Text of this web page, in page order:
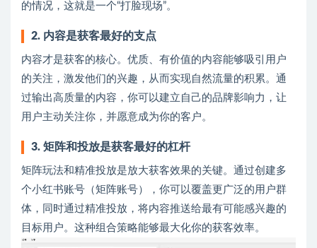
的情况，这就是一个“打脸现场”。
2. 内容是获客最好的支点
内容才是获客的核心。优质、有价值的内容能够吸引用户
的关注，激发他们的兴趣，从而实现自然流量的积累。通
过输出高质量的内容，你可以建立自己的品牌影响力，让
用户主动关注你，并愿意成为你的客户。
3. 矩阵和投放是获客最好的杠杆
矩阵玩法和精准投放是放大获客效果的关键。通过创建多
个小红书账号（矩阵账号），你可以覆盖更广泛的用户群
体，同时通过精准投放，将内容推送给最有可能感兴趣的
目标用户。这种组合策略能够最大化你的获客效率。